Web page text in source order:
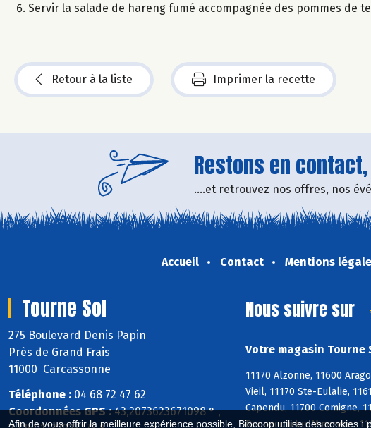
Afin de vous offrir la meilleure expérience possible, Biocoop utilise des cookies
Servir la salade de hareng fumé accompagnée des pommes de
Retour à la liste Imprimer la recette
Restons en
....et retrouvez nos offres, nos
Accueil Contact Mentions
Tourne Sol
275 Boulevard Denis Papin
Près de Grand Frais
11000 Carcassonne
Téléphone : 04 68 72 47 62
Coordonnées GPS :43,2073623671098 ° ,
Nous suivre sur
Votre magasin Tourne
11170 Alzonne, 11600
Vieil, 11170 Ste-Eulalie,
Capendu, 11700 Comigne,
Roquecourbe-Minervois,